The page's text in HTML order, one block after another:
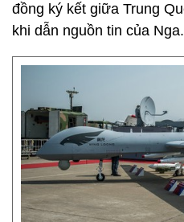
đồng ký kết giữa Trung
khi dẫn nguồn tin của Nga.